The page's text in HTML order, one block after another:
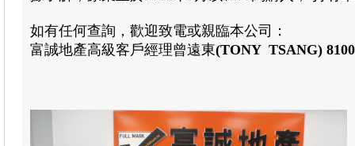
如有任何查詢 ， 歡迎致電或親臨本公司：
富誠地產高級客戶經理曾遠東(TONY TSANG)